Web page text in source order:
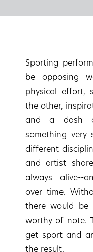
Sporting
be opposing
physical effort,
the other,
and a dash
something very
different
and artist
always alive--
over time.
there would be
worthy of note.
get sport and
the result.